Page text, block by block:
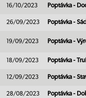
16/10/2023 Poptávka -
26/09/2023 Poptávka -
19/09/2023 Poptávka -
18/09/2023 Poptávka -
12/09/2023 Poptávka -
28/08/2023 Poptávka -